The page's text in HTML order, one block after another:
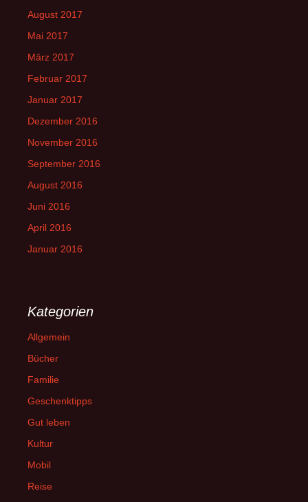
August 2017
Mai 2017
März 2017
Februar 2017
Januar 2017
Dezember 2016
November 2016
September 2016
August 2016
Juni 2016
April 2016
Januar 2016
Kategorien
Allgemein
Bücher
Familie
Geschenktipps
Gut leben
Kultur
Mobil
Reise